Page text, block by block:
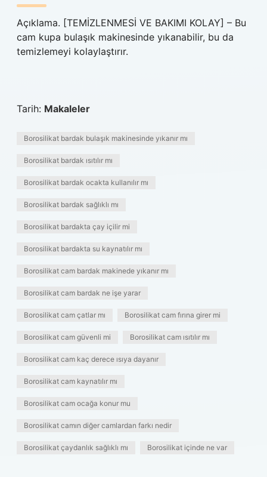
Açıklama. [TEMİZLENMESİ VE BAKIMI KOLAY] – Bu
cam kupa bulaşık makinesinde yıkanabilir, bu da
temizlemeyi kolaylaştırır.
Tarih: Makaleler
Borosilikat bardak bulaşık makinesinde yıkanır mı
Borosilikat bardak ısıtılır mı
Borosilikat bardak ocakta kullanılır mı
Borosilikat bardak sağlıklı mı
Borosilikat bardakta çay içilir mi
Borosilikat bardakta su kaynatılır mı
Borosilikat cam bardak makinede yıkanır mı
Borosilikat cam bardak ne işe yarar
Borosilikat cam çatlar mı Borosilikat cam fırına girer mi
Borosilikat cam güvenli mi Borosilikat cam ısıtılır mı
Borosilikat cam kaç derece ısıya dayanır
Borosilikat cam kaynatılır mı
Borosilikat cam ocağa konur mu
Borosilikat camın diğer camlardan farkı nedir
Borosilikat çaydanlık sağlıklı mı Borosilikat içinde ne var